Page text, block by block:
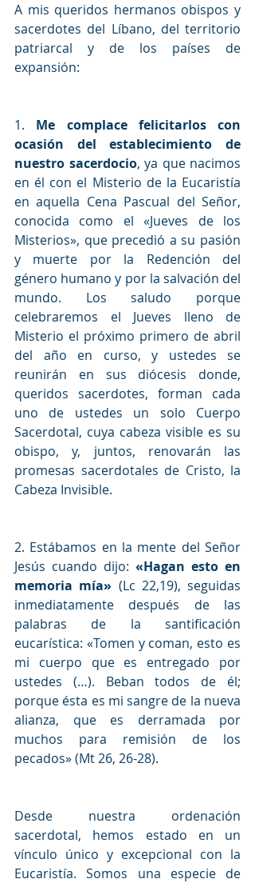
A mis queridos hermanos obispos y
sacerdotes del Líbano, del territorio
patriarcal y de los países de
expansión:
1. Me complace felicitarlos con
ocasión del establecimiento de
nuestro sacerdocio, ya que nacimos
en él con el Misterio de la Eucaristía
en aquella Cena Pascual del Señor,
conocida como el «Jueves de los
Misterios», que precedió a su pasión
y muerte por la Redención del
género humano y por la salvación del
mundo. Los saludo porque
celebraremos el Jueves lleno de
Misterio el próximo primero de abril
del año en curso, y ustedes se
reunirán en sus diócesis donde,
queridos sacerdotes, forman cada
uno de ustedes un solo Cuerpo
Sacerdotal, cuya cabeza visible es su
obispo, y, juntos, renovarán las
promesas sacerdotales de Cristo, la
Cabeza Invisible.
2. Estábamos en la mente del Señor
Jesús cuando dijo: «Hagan esto en
memoria mía» (Lc 22,19), seguidas
inmediatamente después de las
palabras de la santificación
eucarística: «Tomen y coman, esto es
mi cuerpo que es entregado por
ustedes (…). Beban todos de él;
porque ésta es mi sangre de la nueva
alianza, que es derramada por
muchos para remisión de los
pecados» (Mt 26, 26-28).
Desde nuestra ordenación
sacerdotal, hemos estado en un
vínculo único y excepcional con la